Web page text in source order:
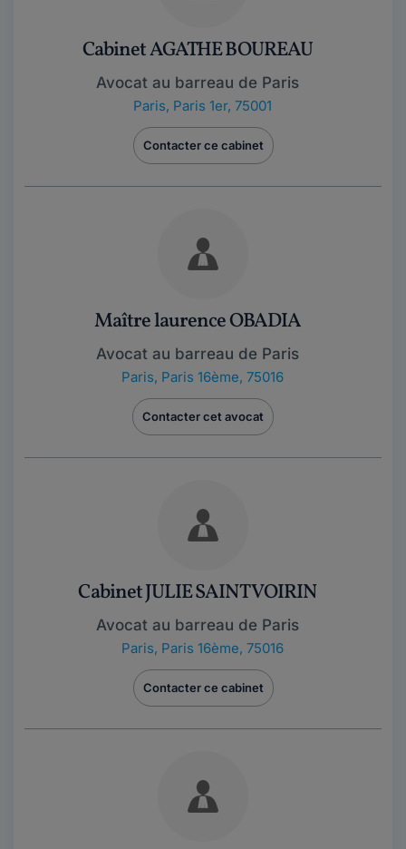
Cabinet AGATHE BOUREAU
Avocat au barreau de Paris
Paris, Paris 1er, 75001
Contacter ce cabinet
Maître laurence OBADIA
Avocat au barreau de Paris
Paris, Paris 16ème, 75016
Contacter cet avocat
Cabinet JULIE SAINT VOIRIN
Avocat au barreau de Paris
Paris, Paris 16ème, 75016
Contacter ce cabinet